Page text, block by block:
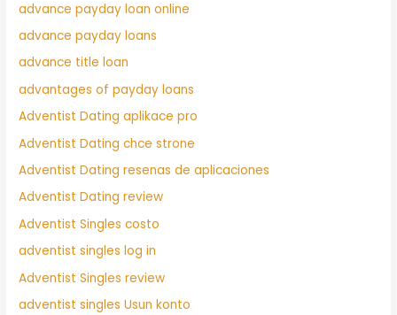
advance payday loan online
advance payday loans
advance title loan
advantages of payday loans
Adventist Dating aplikace pro
Adventist Dating chce strone
Adventist Dating resenas de aplicaciones
Adventist Dating review
Adventist Singles costo
adventist singles log in
Adventist Singles review
adventist singles Usun konto